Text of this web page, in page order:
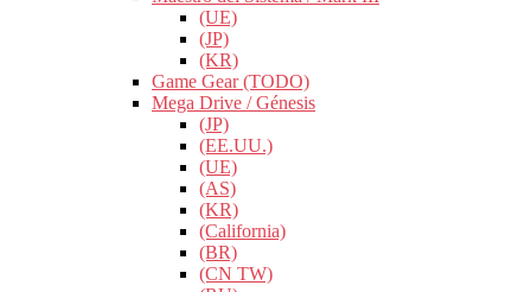
(UE)
(JP)
(KR)
Game Gear (TODO)
Mega Drive / Génesis
(JP)
(EE.UU.)
(UE)
(AS)
(KR)
(California)
(BR)
(CN TW)